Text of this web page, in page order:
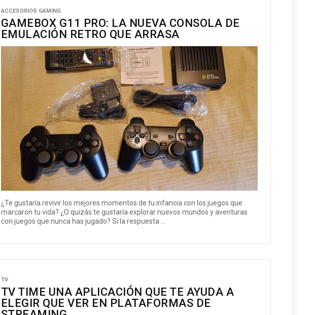
ACCESORIOS GAMING
GAMEBOX G11 PRO: LA NUEVA CONSOLA DE
EMULACIÓN RETRO QUE ARRASA
¿Te gustaría revivir los mejores momentos de tu infancia con los juegos que
marcaron tu vida? ¿O quizás te gustaría explorar nuevos mundos y aventuras
con juegos que nunca has jugado? Si la respuesta ...
TV
TV TIME UNA APLICACIÓN QUE TE AYUDA A
ELEGIR QUE VER EN PLATAFORMAS DE